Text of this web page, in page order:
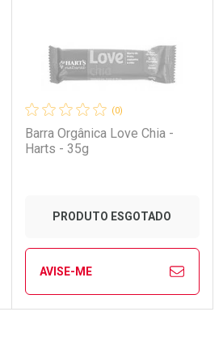
Ver Desconto Convênio
(0)
Barra Orgânica Love Chia -
Harts - 35g
PRODUTO ESGOTADO
AVISE-ME